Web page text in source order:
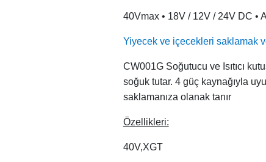
40Vmax • 18V / 12V / 24V DC •
Yiyecek ve içecekleri saklamak
CW001G Soğutucu ve Isıtıcı
soğuk tutar. 4 güç kaynağıyla
saklamanıza olanak tanır
Özellikleri:
40V,XGT